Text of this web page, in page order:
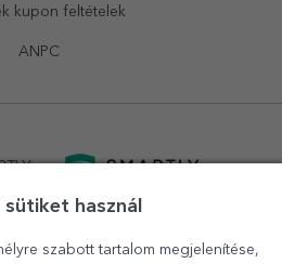
kupon feltételek
ANPC
használ
szabott tartalom megjelenítése,